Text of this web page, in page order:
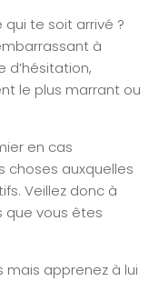
te soit arrivé ?
à
d’hésitation,
le plus marrant ou
en cas
choses auxquelles
Veillez donc à
que vous êtes
mais apprenez à lui